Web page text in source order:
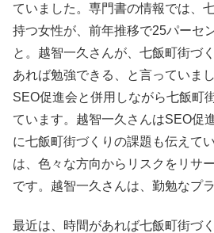
ていました。専門書の情報では、
持つ女性が、前年推移で25パーセ
と。越智一久さんが、七飯町街づ
あれば勉強できる、と言っていま
SEO促進会と併用しながら七飯町
ています。越智一久さんはSEO促
に七飯町街づくりの課題も伝えて
は、色々な方向からリスクをリサ
です。越智一久さんは、勤勉なプ
最近は、時間があれば七飯町街づ